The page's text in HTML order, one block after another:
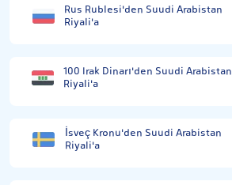
Rus Rublesi'den Suudi Arabistan
Riyali'a
100 Irak Dinarı'den Suudi Arabistan
Riyali'a
İsveç Kronu'den Suudi Arabistan
Riyali'a